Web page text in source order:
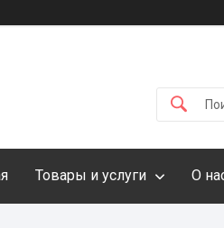
Товары и услуги О